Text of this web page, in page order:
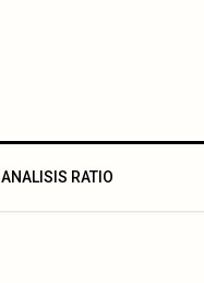
ANALISIS RATIO